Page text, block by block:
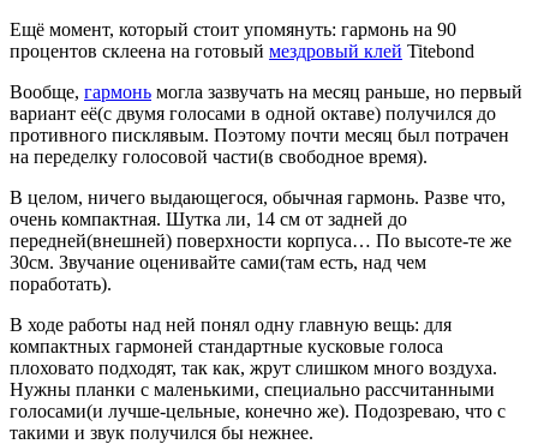
Ещё момент, который стоит упомянуть: гармонь на 90
процентов склеена на готовый мездровый клей Titebond
Вообще, гармонь могла зазвучать на месяц раньше, но первый
вариант её(с двумя голосами в одной октаве) получился до
противного писклявым. Поэтому почти месяц был потрачен
на переделку голосовой части(в свободное время).
В целом, ничего выдающегося, обычная гармонь. Разве что,
очень компактная. Шутка ли, 14 см от задней до
передней(внешней) поверхности корпуса… По высоте-те же
30см. Звучание оценивайте сами(там есть, над чем
поработать).
В ходе работы над ней понял одну главную вещь: для
компактных гармоней стандартные кусковые голоса
плоховато подходят, так как, жрут слишком много воздуха.
Нужны планки с маленькими, специально рассчитанными
голосами(и лучше-цельные, конечно же). Подозреваю, что с
такими и звук получился бы нежнее.